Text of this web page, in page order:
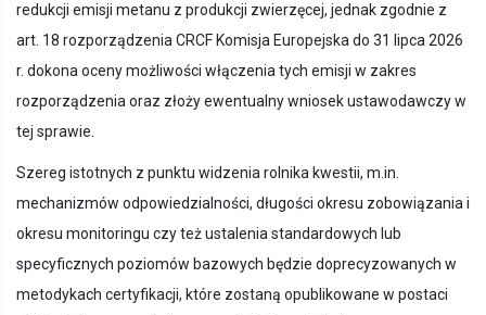
redukcji emisji metanu z produkcji zwierzęcej, jednak zgodnie z
art. 18 rozporządzenia CRCF Komisja Europejska do 31 lipca 2026
r. dokona oceny możliwości włączenia tych emisji w zakres
rozporządzenia oraz złoży ewentualny wniosek ustawodawczy w
tej sprawie.
Szereg istotnych z punktu widzenia rolnika kwestii, m.in.
mechanizmów odpowiedzialności, długości okresu zobowiązania i
okresu monitoringu czy też ustalenia standardowych lub
specyficznych poziomów bazowych będzie doprecyzowanych w
metodykach certyfikacji, które zostaną opublikowane w postaci